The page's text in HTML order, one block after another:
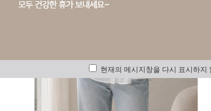
현재의 메시지창을 다시 표시하지